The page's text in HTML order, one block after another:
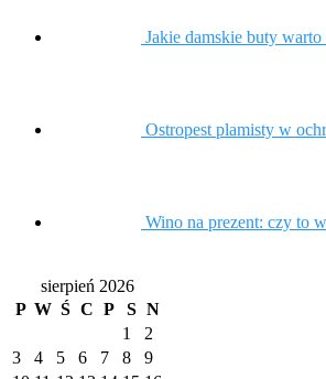
Jakie damskie buty
Ostropest plamisty w
Wino na prezent: czy to
sierpień 2026
P W Ś C P S N
1
2
3
4 5 6 7 8
9